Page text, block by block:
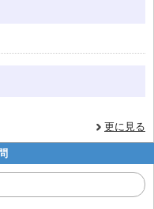
更に見る